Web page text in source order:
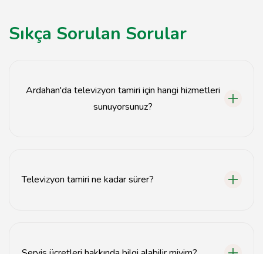
Sıkça Sorulan Sorular
Ardahan'da televizyon tamiri için hangi hizmetleri
sunuyorsunuz?
Televizyon tamiri ne kadar sürer?